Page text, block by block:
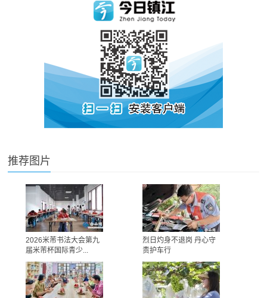
推荐图片
2026米芾书法大会第九
届米芾杯国际青少...
烈日灼身不退岗 丹心守
责护车行